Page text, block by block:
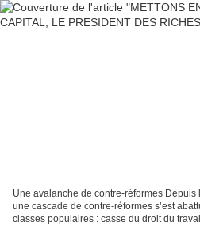
Une avalanche de contre-réformes Depuis
une cascade de contre-réformes s’est
classes populaires : casse du droit du